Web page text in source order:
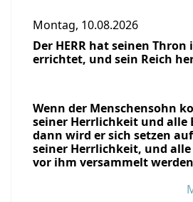
Montag, 10.08.2026
Der HERR hat seinen
errichtet, und sein Reich
Wenn der Menschensohn
seiner Herrlichkeit und alle
dann wird er sich setzen
seiner Herrlichkeit, und
vor ihm versammelt